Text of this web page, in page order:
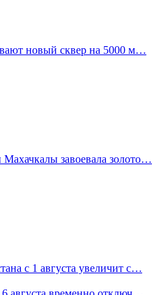
новый сквер на 5000 м…
завоевала золото…
с 1 августа увеличит с…